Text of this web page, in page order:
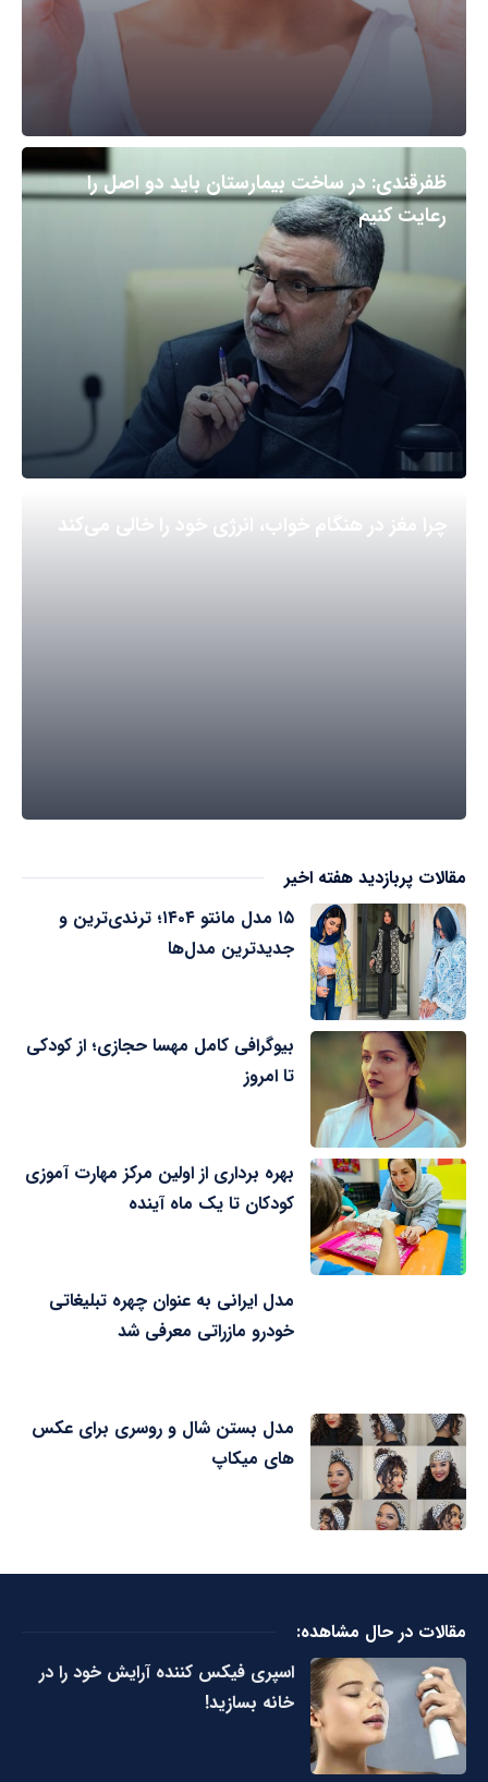
ظفرقندی: در ساخت بیمارستان باید دو اصل را
رعایت کنیم
چرا مغز در هنگام خواب، انرژی خود را خالی می‌کند
مقالات پربازدید هفته اخیر
۱۵ مدل مانتو ۱۴۰۴؛ ترندی‌ترین و
جدیدترین مدل‌ها
بیوگرافی کامل مهسا حجازی؛ از کودکی
تا امروز
بهره برداری از اولین مرکز مهارت آموزی
کودکان تا یک ماه آینده
مدل ایرانی به عنوان چهره تبلیغاتی
خودرو مازراتی معرفی شد
مدل بستن شال و روسری برای عکس
های میکاپ
مقالات در حال مشاهده:
اسپری فیکس کننده آرایش خود را در
خانه بسازید!